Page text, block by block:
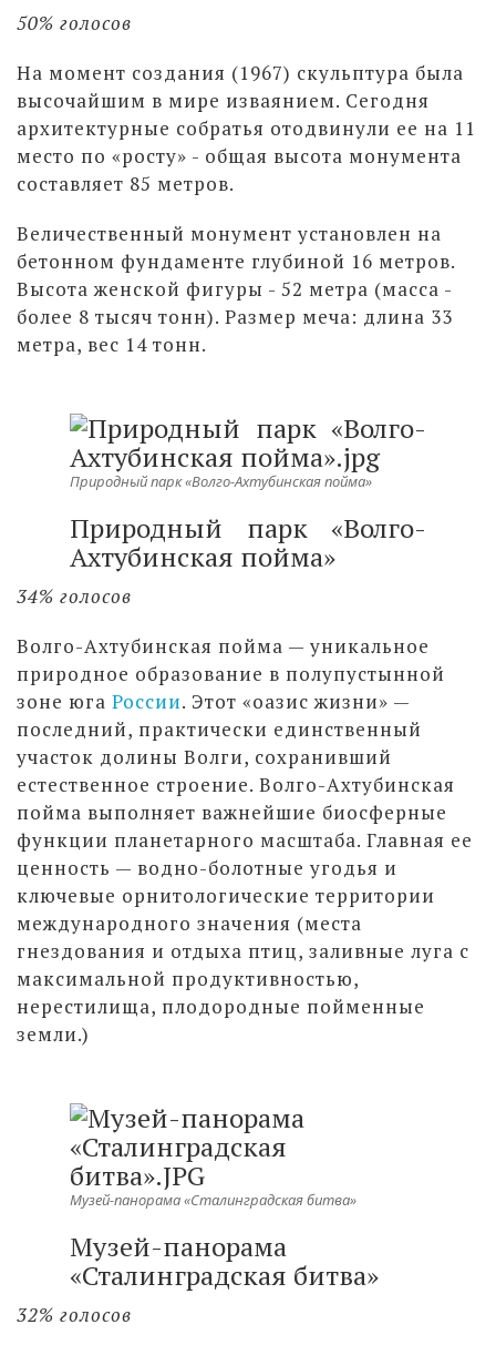
50% голосов
На момент создания (1967) скульптура была
высочайшим в мире изваянием. Сегодня
архитектурные собратья отодвинули ее на 11
место по «росту» - общая высота монумента
составляет 85 метров.
Величественный монумент установлен на
бетонном фундаменте глубиной 16 метров.
Высота женской фигуры - 52 метра (масса -
более 8 тысяч тонн). Размер меча: длина 33
метра, вес 14 тонн.
Природный парк «Волго-Ахтубинская пойма»
Природный парк «Волго-
Ахтубинская пойма»
34% голосов
Волго-Ахтубинская пойма — уникальное
природное образование в полупустынной
зоне юга России. Этот «оазис жизни» —
последний, практически единственный
участок долины Волги, сохранивший
естественное строение. Волго-Ахтубинская
пойма выполняет важнейшие биосферные
функции планетарного масштаба. Главная ее
ценность — водно-болотные угодья и
ключевые орнитологические территории
международного значения (места
гнездования и отдыха птиц, заливные луга с
максимальной продуктивностью,
нерестилища, плодородные пойменные
земли.)
Музей-панорама «Сталинградская битва»
Музей-панорама
«Сталинградская битва»
32% голосов